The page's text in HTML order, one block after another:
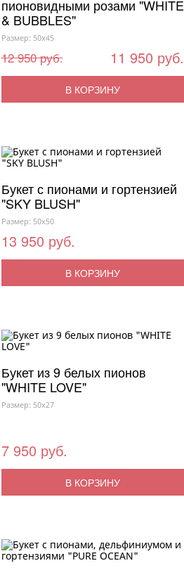
пионовидными розами "WHITE
& BUBBLES"
Размер: 50x45
12 950 руб. 11 950 руб.
В КОРЗИНУ
Букет с пионами и гортензией
"SKY BLUSH"
Размер: 50x50
13 950 руб.
В КОРЗИНУ
Букет из 9 белых пионов
"WHITE LOVE"
Размер: 50x27
7 950 руб.
В КОРЗИНУ